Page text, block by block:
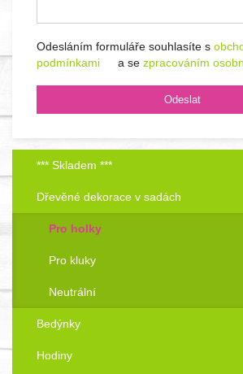
Odesláním formuláře souhlasíte s
podmínkami
a se zpracováním
*** Skladem ***
Dřevěné dekorace v sadách
Pro holky
Pro kluky
Neutrální
Bedýnky
Hodiny